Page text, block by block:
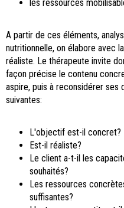
les ressources
A partir de ces éléments,
nutritionnelle, on élabore avec
réaliste. Le thérapeute invite
façon précise le contenu
aspire, puis à reconsidérer ses
suivantes:
L'objectif est-il concret?
Est-il réaliste?
Le client a-t-il les
souhaités?
Les ressources
suffisantes?